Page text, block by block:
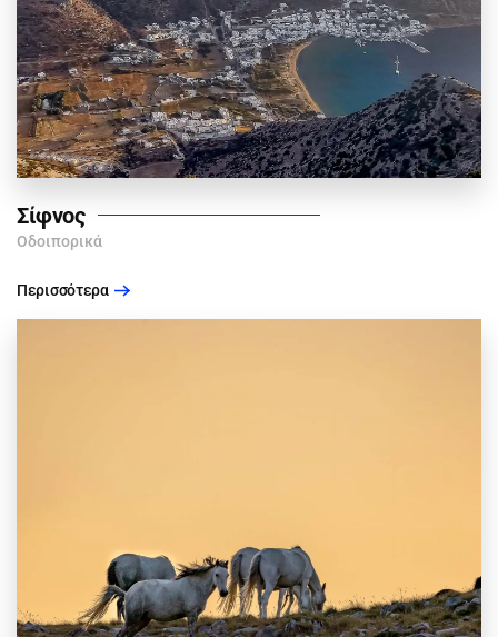
Σίφνος
Οδοιπορικά
Περισσότερα